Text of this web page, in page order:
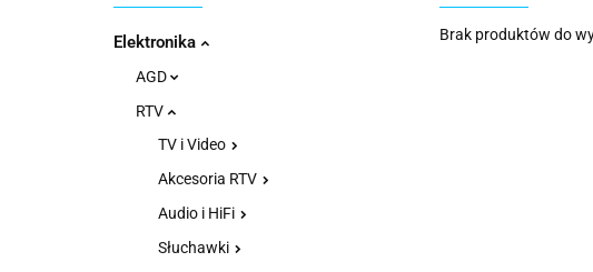
Elektronika
AGD
RTV
TV i Video
Akcesoria RTV
Audio i HiFi
Słuchawki
Brak produktów do